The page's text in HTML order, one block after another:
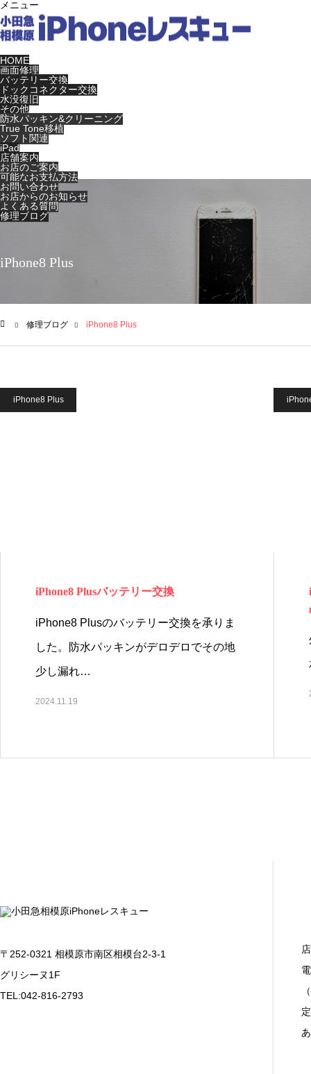
メニュー
HOME
画面修理
バッテリー交換
ドックコネクター交換
水没復旧
その他
防水パッキン&クリーニング
True Tone移植
ソフト関連
iPad
店舗案内
お店のご案内
可能なお支払方法
お問い合わせ
お店からのお知らせ
よくある質問
修理ブログ
iPhone8 Plus
修理ブログ iPhone8 Plus
iPhone8 Plus
iPhone8 Plusバッテリー交換
iPhone8 Plusのバッテリー交換を承りま
した。防水パッキンがデロデロでその地
少し漏れ…
2024.11.19
〒252-0321 相模原市南区相模台2-3-1
グリシーヌ1F
TEL:042-816-2793